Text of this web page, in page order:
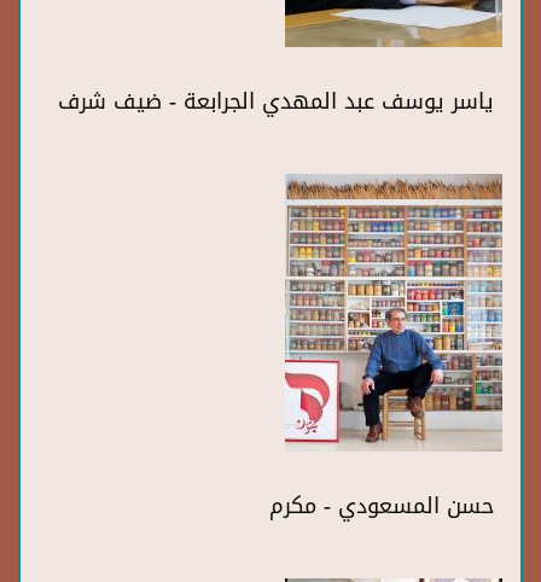
ياسر يوسف عبد المهدي الجرابعة - ضيف شرف
حسن المسعودي - مكرم